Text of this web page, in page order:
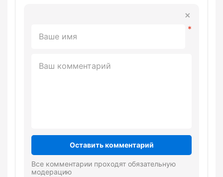
Оставить комментарий
Все комментарии проходят обязательную
модерацию